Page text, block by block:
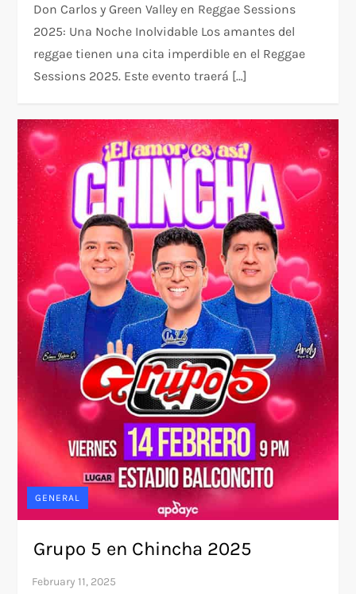
Don Carlos y Green Valley en Reggae Sessions
2025: Una Noche Inolvidable Los amantes del
reggae tienen una cita imperdible en el Reggae
Sessions 2025. Este evento traerá […]
GENERAL
Grupo 5 en Chincha 2025